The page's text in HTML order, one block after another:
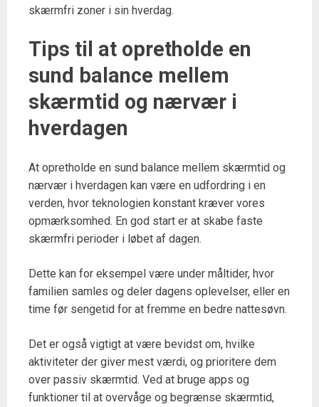
skærmfri zoner i sin hverdag.
Tips til at opretholde en
sund balance mellem
skærmtid og nærvær i
hverdagen
At opretholde en sund balance mellem skærmtid og
nærvær i hverdagen kan være en udfordring i en
verden, hvor teknologien konstant kræver vores
opmærksomhed. En god start er at skabe faste
skærmfri perioder i løbet af dagen.
Dette kan for eksempel være under måltider, hvor
familien samles og deler dagens oplevelser, eller en
time før sengetid for at fremme en bedre nattesøvn.
Det er også vigtigt at være bevidst om, hvilke
aktiviteter der giver mest værdi, og prioritere dem
over passiv skærmtid. Ved at bruge apps og
funktioner til at overvåge og begrænse skærmtid,